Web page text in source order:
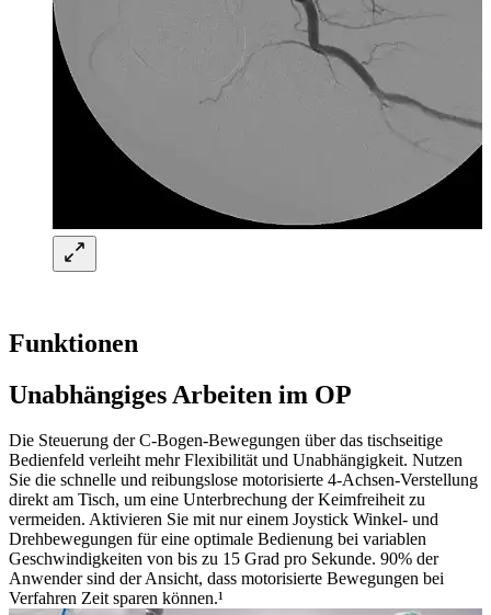
Funktionen
Unabhängiges Arbeiten im OP
Die Steuerung der C-Bogen-Bewegungen über das tischseitige
Bedienfeld verleiht mehr Flexibilität und Unabhängigkeit. Nutzen
Sie die schnelle und reibungslose motorisierte 4-Achsen-Verstellung
direkt am Tisch, um eine Unterbrechung der Keimfreiheit zu
vermeiden. Aktivieren Sie mit nur einem Joystick Winkel- und
Drehbewegungen für eine optimale Bedienung bei variablen
Geschwindigkeiten von bis zu 15 Grad pro Sekunde. 90% der
Anwender sind der Ansicht, dass motorisierte Bewegungen bei
Verfahren Zeit sparen können.¹